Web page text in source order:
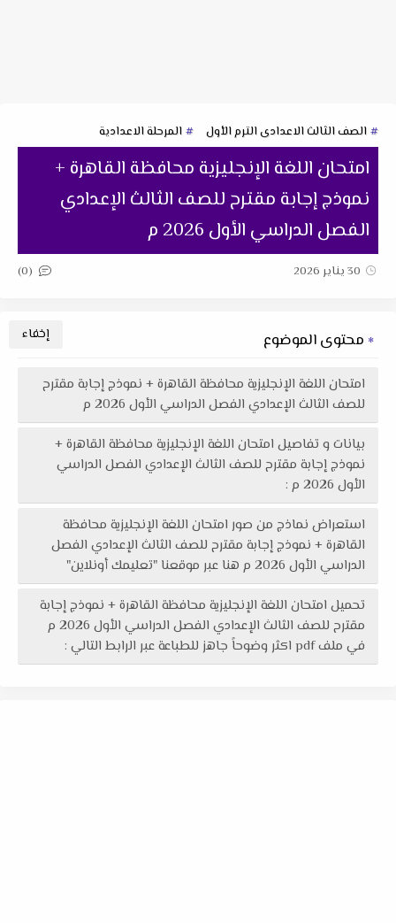
الصف الثالث الاعدادى الترم الأول المرحلة الاعدادية
امتحان اللغة الإنجليزية محافظة القاهرة +
نموذج إجابة مقترح للصف الثالث الإعدادي
الفصل الدراسي الأول 2026 م
30 يناير 2026 (0)
محتوى الموضوع
امتحان اللغة الإنجليزية محافظة القاهرة + نموذج إجابة مقترح
للصف الثالث الإعدادي الفصل الدراسي الأول 2026 م
بيانات و تفاصيل امتحان اللغة الإنجليزية محافظة القاهرة +
نموذج إجابة مقترح للصف الثالث الإعدادي الفصل الدراسي
الأول 2026 م :
استعراض نماذج من صور امتحان اللغة الإنجليزية محافظة
القاهرة + نموذج إجابة مقترح للصف الثالث الإعدادي الفصل
الدراسي الأول 2026 م هنا عبر موقعنا "تعليمك أونلاين"
تحميل امتحان اللغة الإنجليزية محافظة القاهرة + نموذج إجابة
مقترح للصف الثالث الإعدادي الفصل الدراسي الأول 2026 م
في ملف pdf اكثر وضوحاً جاهز للطباعة عبر الرابط التالي :